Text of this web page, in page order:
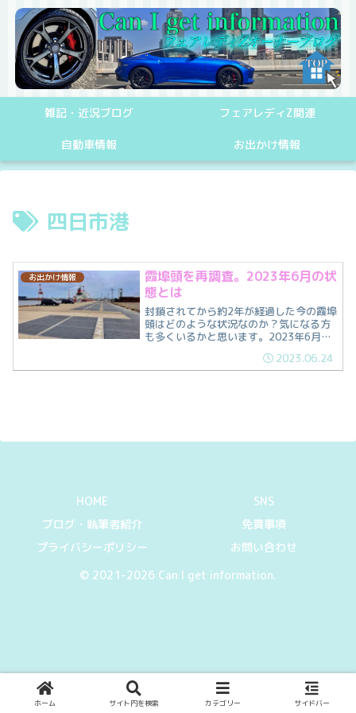
雑記・近況ブログ フェアレディZ関連
自動車情報 お出かけ情報
四日市港
お出かけ情報
霞埠頭を再調査。2023年6月の状
態とは
封鎖されてから約2年が経過した今の霞埠
頭はどのような状況なのか？気になる方
も多くいるかと思います。2023年6月某
の様子をシェアしたいと思います。
2023.06.24
HOME
SNS
ブログ・執筆者紹介
免責事項
プライバシーポリシー
お問い合わせ
© 2021-2026 Can I get information.
ホーム サイト内を検索 カテゴリー サイドバー